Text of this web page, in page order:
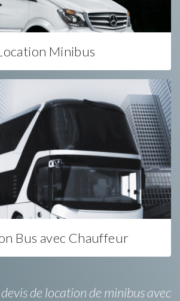
Minibus
Bus avec Chauffeur
de location de minibus avec